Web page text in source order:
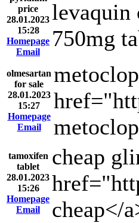
price
28.01.2023
15:28
Homepage
Email
levaquin
750mg
olmesartan
for sale
28.01.2023
15:27
Homepage
Email
tamoxifen
tablet
28.01.2023
15:26
Homepage
Email
cheap
cheap</